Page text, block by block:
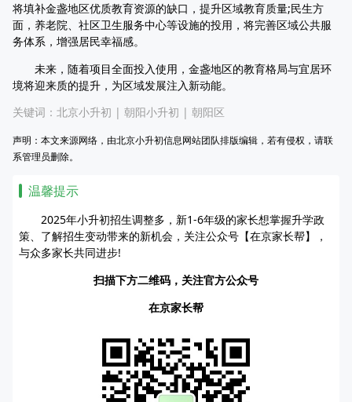
将填补金盏地区优质教育资源的缺口，提升区域教育质量;民生方
面，养老院、社区卫生服务中心等设施的投用，将完善区域公共服
务体系，增强居民幸福感。
未来，随着项目全面投入使用，金盏地区的教育格局与宜居环
境将迎来质的提升，为区域发展注入新动能。
关键词： 北京小升初 | 朝阳小升初 | 朝阳区
声明：本文来源网络，由北京小升初信息网站团队排版编辑，若有侵权，请联
系管理员删除。
温馨提示
2025年小升初招生调整多，新1-6年级的家长想掌握升学政
策、了解招生变动带来的新机会，关注公众号【在京家长帮】，
与众多家长共同进步!
扫描下方二维码，关注官方公众号
在京家长帮